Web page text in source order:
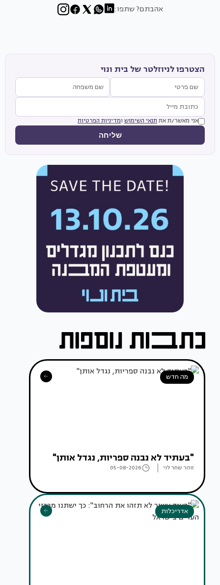
אהבתם? שתפו:
הצטרפו לניוזלטר של בית ונוי
אני מאשר/ת את תנאי השימוש ומדיניות הפרטיות
שליחה
מה חדש
"בעתיד לא נבנה ספריות, נגדל אותן"
זוהר שחר לוי 05-08-2026
אדריכלות